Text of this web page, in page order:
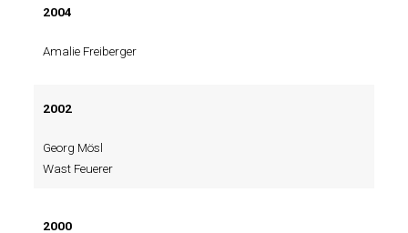
2004
Amalie Freiberger
2002
Georg Mösl
Wast Feuerer
2000